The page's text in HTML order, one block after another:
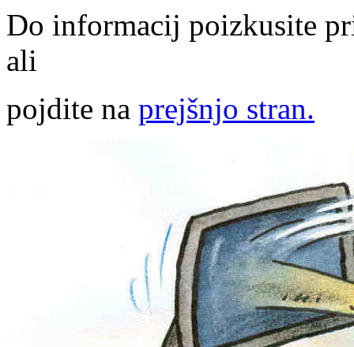
Do informacij poizkusite
ali
pojdite na prejšnjo stran.